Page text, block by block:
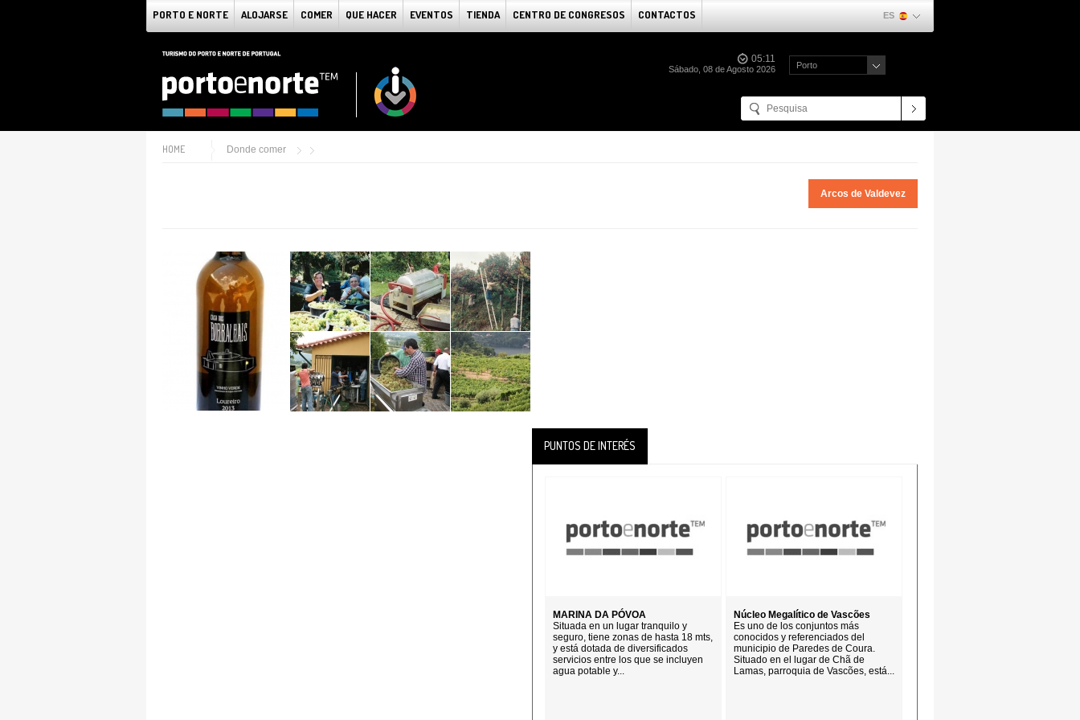
PORTO E NORTE ALOJARSE COMER QUE HACER EVENTOS TIENDA CENTRO DE CONGRESOS CONTACTOS ES
05:11
Sábado, 08 de Agosto 2026 Porto
HOME Donde comer
Arcos de Valdevez
PUNTOS DE INTERÉS
MARINA DA PÓVOA
Situada en un lugar tranquilo y
seguro, tiene zonas de hasta 18 mts,
y está dotada de diversificados
servicios entre los que se incluyen
agua potable y...
Núcleo Megalítico de Vascões
Es uno de los conjuntos más
conocidos y referenciados del
municipio de Paredes de Coura.
Situado en el lugar de Chã de
Lamas, parroquia de Vascões, está...